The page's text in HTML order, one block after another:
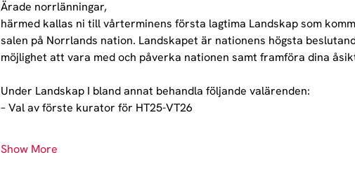
Ärade norrlänningar,
härmed kallas ni till vårterminens första lagtima Landskap som
salen på Norrlands nation. Landskapet är nationens högsta
möjlighet att vara med och påverka nationen samt framföra dina
Under Landskap I bland annat behandla följande valärenden:
– Val av förste kurator för HT25-VT26
Show More